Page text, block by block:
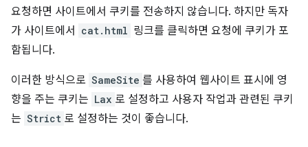
요청하면 사이트에서 쿠키를 전송하지 않습니다. 하지만 독자
가 사이트에서
cat.html 링크를 클릭하면 요청에 쿠키가 포
함됩니다.
이러한 방식으로 SameSite 를 사용하여 웹사이트 표시에 영
향을 주는 쿠키는 Lax 로 설정하고 사용자 작업과 관련된 쿠키
는 Strict 로 설정하는 것이 좋습니다.